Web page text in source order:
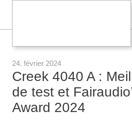
24. février 2024
Creek 4040 A :
de test et
Award 2024